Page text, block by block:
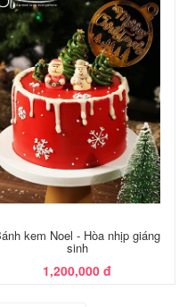
kem Noel - Hòa nhịp giáng
sinh
1,200,000 đ